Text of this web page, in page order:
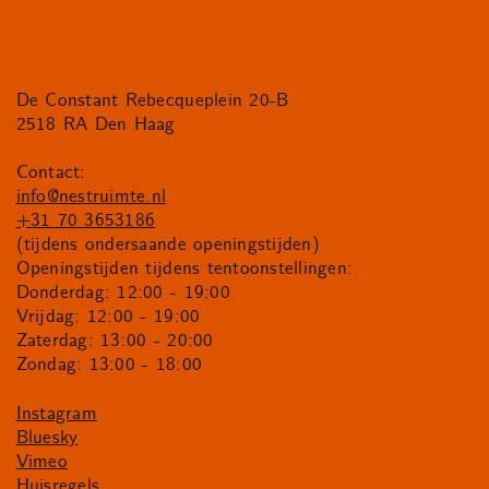
De Constant Rebecqueplein 20-B
2518 RA Den Haag
Contact:
info@nestruimte.nl
+31 70 3653186
(tijdens ondersaande openingstijden)
Openingstijden tijdens tentoonstellingen:
Donderdag: 12:00 - 19:00
Vrijdag: 12:00 - 19:00
Zaterdag: 13:00 - 20:00
Zondag: 13:00 - 18:00
Instagram
Bluesky
Vimeo